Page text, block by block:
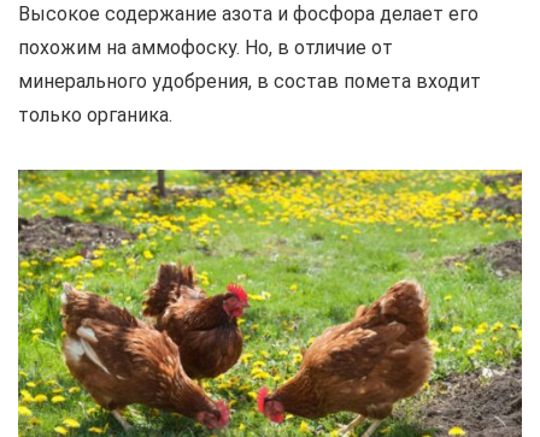
Высокое содержание азота и фосфора делает его
похожим на аммофоску. Но, в отличие от
минерального удобрения, в состав помета входит
только органика.